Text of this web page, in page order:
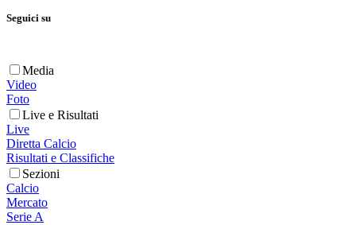
Seguici su
Media
Video
Foto
Live e Risultati
Live
Diretta Calcio
Risultati e Classifiche
Sezioni
Calcio
Mercato
Serie A